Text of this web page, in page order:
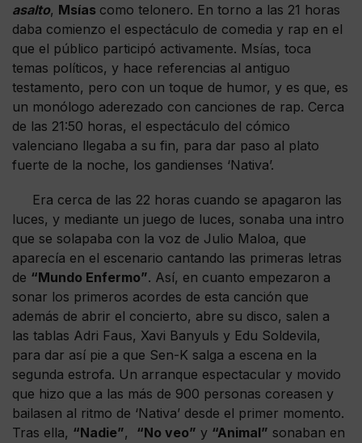
asalto, Msías como telonero. En torno a las 21 horas
daba comienzo el espectáculo de comedia y rap en el
que el público participó activamente. Msías, toca
temas políticos, y hace referencias al antiguo
testamento, pero con un toque de humor, y es que, es
un monólogo aderezado con canciones de rap. Cerca
de las 21:50 horas, el espectáculo del cómico
valenciano llegaba a su fin, para dar paso al plato
fuerte de la noche, los gandienses ‘Nativa’.
Era cerca de las 22 horas cuando se apagaron las
luces, y mediante un juego de luces, sonaba una intro
que se solapaba con la voz de Julio Maloa, que
aparecía en el escenario cantando las primeras letras
de “Mundo Enfermo”. Así, en cuanto empezaron a
sonar los primeros acordes de esta canción que
además de abrir el concierto, abre su disco, salen a
las tablas Adri Faus, Xavi Banyuls y Edu Soldevila,
para dar así pie a que Sen-K salga a escena en la
segunda estrofa. Un arranque espectacular y movido
que hizo que a las más de 900 personas coreasen y
bailasen al ritmo de ‘Nativa’ desde el primer momento.
Tras ella, “Nadie”, “No veo” y “Animal” sonaban en